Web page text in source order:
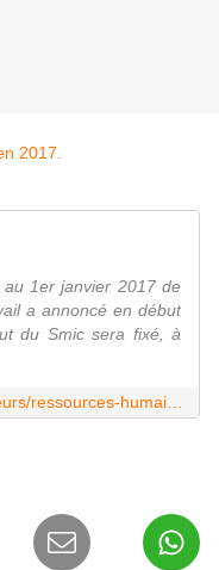
1er janvier 2017 de
a annoncé en début
du Smic sera fixé, à